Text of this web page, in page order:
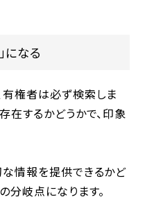
になる
権者は必ず検索しま
在するかどうかで、印象
情報を提供できるかど
分岐点になります。